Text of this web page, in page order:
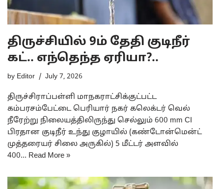
திருச்சியில் 9ம் தேதி குடிநீர்
கட்.. எந்தெந்த ஏரியா?..
by Editor July 7, 2026
திருச்சிராப்பள்ளி மாநகராட்சிக்குட்பட்ட
கம்பரசம்பேட்டை பெரியார் நகர் கலெக்டர் வெல்
நீரேற்று நிலையத்திலிருந்து செல்லும் 600 mm CI
பிரதான குடிநீர் உந்து குழாயில் (கண்டோன்மென்ட்
முத்தரையர் சிலை அருகில்) 5 மீட்டர் அளவில்
400… Read More »